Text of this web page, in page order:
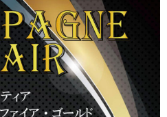
プロダクション事業